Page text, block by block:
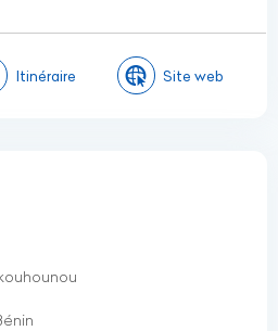
Itinéraire Site web